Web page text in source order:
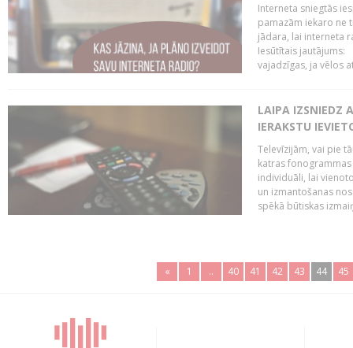
Interneta sniegtās
pamazām iekaro ne
jādara, lai interneta
Iesūtītais jautājums:
vajadzīgas, ja vēlos
LAIPA IZSNIEDZ
IERAKSTU
Televīzijām, vai pie
katras
individuāli, lai
un izmantošanas
spēkā būtiskas
« 1 .. 40 41 42 43 44 45